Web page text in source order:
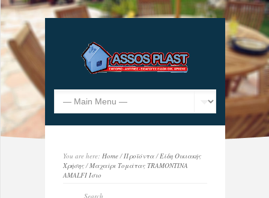
You are here: Home/ Προϊόντα/ Είδη Οικιακής
Χρήσης/Μαχαίρι Τομάτας TRAMONTINA
AMALFI Ίσιο